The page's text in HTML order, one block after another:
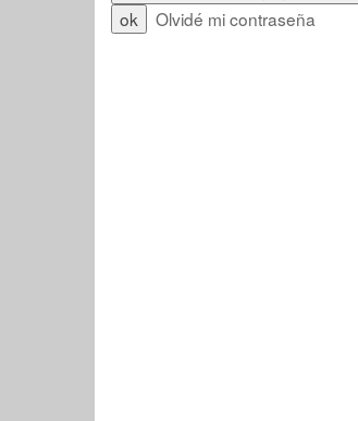
Olvidé mi contraseña